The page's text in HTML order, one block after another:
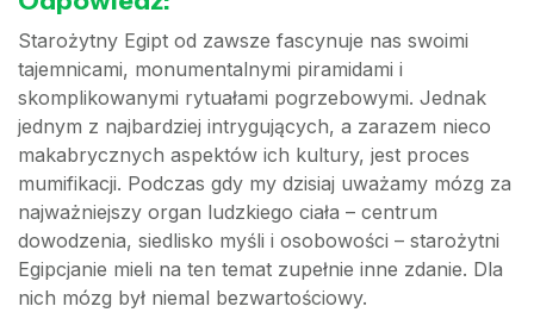
Starożytny Egipt od zawsze fascynuje nas swoimi
tajemnicami, monumentalnymi piramidami i
skomplikowanymi rytuałami pogrzebowymi. Jednak
jednym z najbardziej intrygujących, a zarazem nieco
makabrycznych aspektów ich kultury, jest proces
mumifikacji. Podczas gdy my dzisiaj uważamy mózg za
najważniejszy organ ludzkiego ciała – centrum
dowodzenia, siedlisko myśli i osobowości – starożytni
Egipcjanie mieli na ten temat zupełnie inne zdanie. Dla
nich mózg był niemal bezwartościowy.